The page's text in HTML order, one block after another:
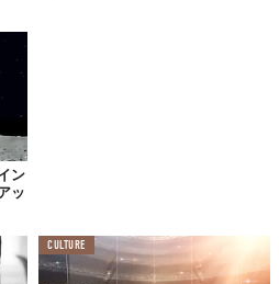
きにちょっと便利かもしれないけ
笑）
一部。実際に販売もしているの
！
LABO
ン
ッ
CULTURE